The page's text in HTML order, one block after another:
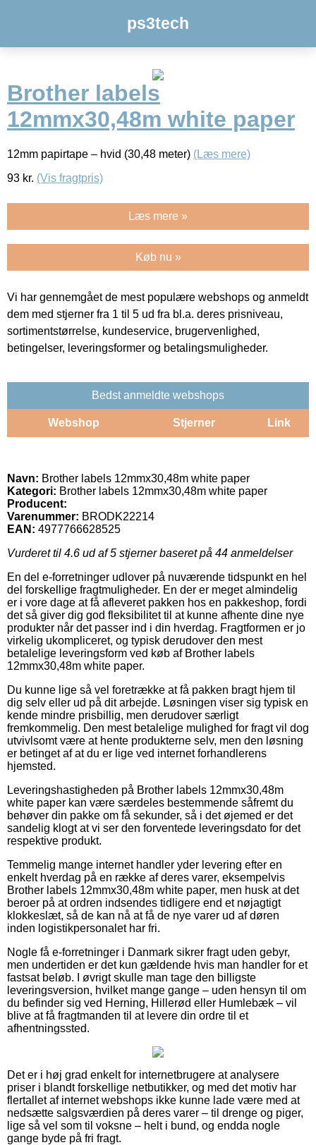
ps3tech
Brother labels
12mmx30,48m white paper
12mm papirtape – hvid (30,48 meter) (Læs mere)
93 kr. (Vis fragtpris)
Læs mere »
Køb nu »
Vi har gennemgået de mest populære webshops og anmeldt
dem med stjerner fra 1 til 5 ud fra bl.a. deres prisniveau,
sortimentstørrelse, kundeservice, brugervenlighed,
betingelser, leveringsformer og betalingsmuligheder.
Bedst anmeldte webshops
Webshop Stjerner Link
Navn: Brother labels 12mmx30,48m white paper
Kategori: Brother labels 12mmx30,48m white paper
Producent:
Varenummer: BRODK22214
EAN: 4977766628525
Vurderet til 4.6 ud af 5 stjerner baseret på 44 anmeldelser
En del e-forretninger udlover på nuværende tidspunkt en hel
del forskellige fragtmuligheder. En der er meget almindelig
er i vore dage at få afleveret pakken hos en pakkeshop, fordi
det så giver dig god fleksibilitet til at kunne afhente dine nye
produkter når det passer ind i din hverdag. Fragtformen er jo
virkelig ukompliceret, og typisk derudover den mest
betalelige leveringsform ved køb af Brother labels
12mmx30,48m white paper.
Du kunne lige så vel foretrække at få pakken bragt hjem til
dig selv eller ud på dit arbejde. Løsningen viser sig typisk en
kende mindre prisbillig, men derudover særligt
fremkommelig. Den mest betalelige mulighed for fragt vil dog
utvivlsomt være at hente produkterne selv, men den løsning
er betinget af at du er lige ved internet forhandlerens
hjemsted.
Leveringshastigheden på Brother labels 12mmx30,48m
white paper kan være særdeles bestemmende såfremt du
behøver din pakke om få sekunder, så i det øjemed er det
sandelig klogt at vi ser den forventede leveringsdato for det
respektive produkt.
Temmelig mange internet handler yder levering efter en
enkelt hverdag på en række af deres varer, eksempelvis
Brother labels 12mmx30,48m white paper, men husk at det
beroer på at ordren indsendes tidligere end et nøjagtigt
klokkeslæt, så de kan nå at få de nye varer ud af døren
inden logistikpersonalet har fri.
Nogle få e-forretninger i Danmark sikrer fragt uden gebyr,
men undertiden er det kun gældende hvis man handler for et
fastsat beløb. I øvrigt skulle man tage den billigste
leveringsversion, hvilket mange gange – uden hensyn til om
du befinder sig ved Herning, Hillerød eller Humlebæk – vil
blive at få fragtmanden til at levere din ordre til et
afhentningssted.
Det er i høj grad enkelt for internetbrugere at analysere
priser i blandt forskellige netbutikker, og med det motiv har
flertallet af internet webshops ikke kunne lade være med at
nedsætte salgsværdien på deres varer – til drenge og piger,
lige så vel som til voksne – helt i bund, og endda nogle
gange byde på fri fragt.